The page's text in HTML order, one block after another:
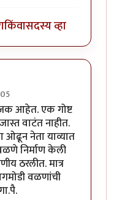
किंवासदस्य व्हा
आहेत. एक गोष्ट
वाटंत नाहीत.
नेता याव्यात
निर्माण केली
ठरलीत. मात्र
वळणांची